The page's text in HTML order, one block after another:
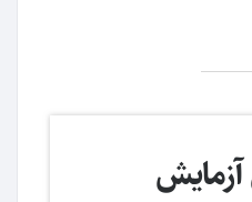
آزمایش